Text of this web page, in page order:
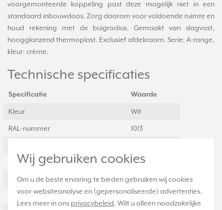
Wij gebruiken cookies
Om u de beste ervaring te bieden gebruiken wij cookies
voor websiteanalyse en (gepersonaliseerde) advertenties.
Lees meer in ons privacybeleid. Wilt u alleen noodzakelijke
voorgemonteerde koppeling past deze mogelijk niet in een
standaard inbouwdoos. Zorg daarom voor voldoende ruimte en
houd rekening met de buigradius. Gemaakt van slagvast,
hoogglanzend thermoplast. Exclusief afdekraam. Serie: A-range,
kleur: crème.
Technische specificaties
Specificatie Waarde
Kleur Wit
RAL-nummer 1013
Bevestigingswijze Schroeven
Vloerdoos/vloermontage Nee
Aantal moduleslots 0